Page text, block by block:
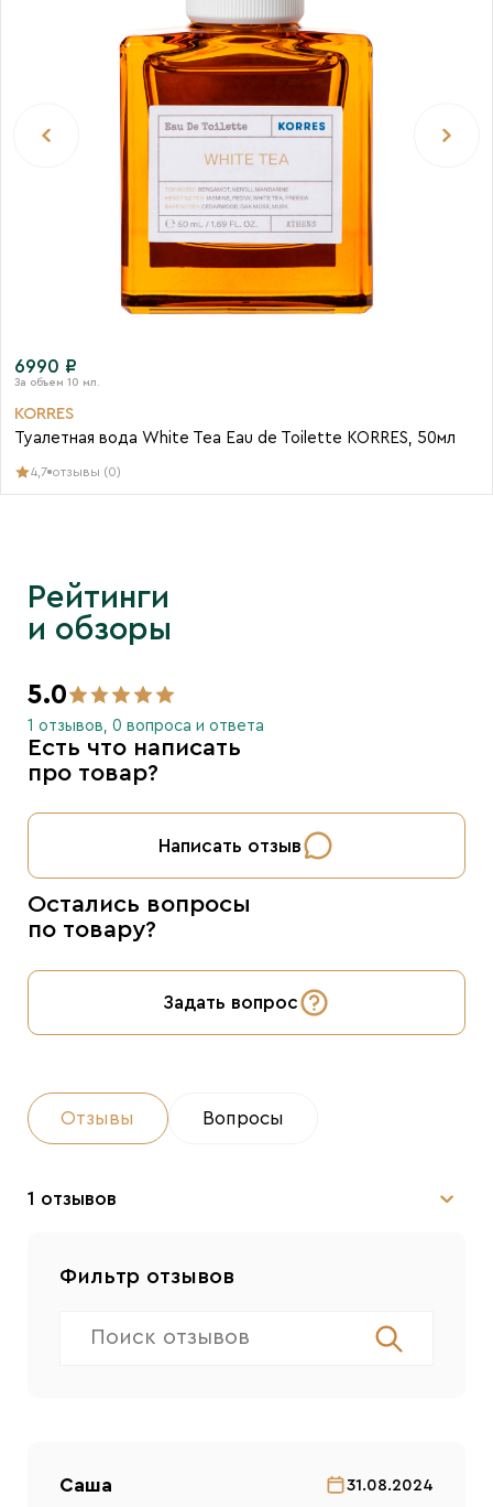
6990 ₽
KORRES
Туалетная вода White Tea Eau de Toilette KORRES, 50мл
4,7 отзывы (0)
Рейтинги
и обзоры
5.0
1 отзывов, 0 вопроса и ответа
Есть что написать
про товар?
Написать отзыв
Остались вопросы
по товару?
Задать вопрос
Отзывы Вопросы
1 отзывов
Фильтр отзывов
Саша 31.08.2024